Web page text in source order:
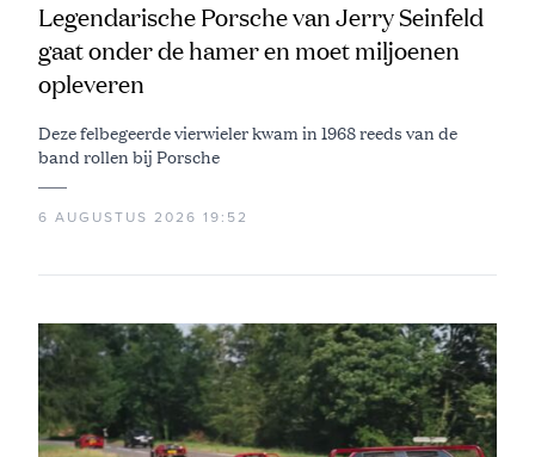
Legendarische Porsche van Jerry Seinfeld
gaat onder de hamer en moet miljoenen
opleveren
Deze felbegeerde vierwieler kwam in 1968 reeds van de
band rollen bij Porsche
6 AUGUSTUS 2026 19:52